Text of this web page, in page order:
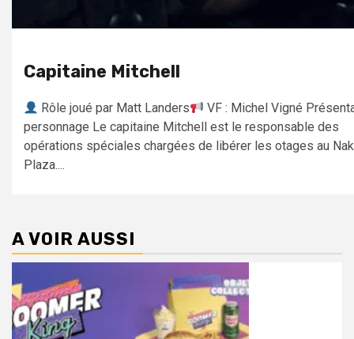
Capitaine Mitchell
Rôle joué par Matt Landers
VF : Michel Vigné
personnage Le capitaine Mitchell est le responsable des
opérations spéciales chargées de libérer les otages au
Plaza....
A VOIR AUSSI